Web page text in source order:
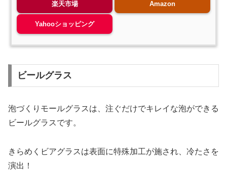
楽天市場 Amazon
Yahooショッピング
ビールグラス
泡づくりモールグラスは、注ぐだけでキレイな泡ができる
ビールグラスです。
きらめくビアグラスは表面に特殊加工が施され、冷たさを
演出！